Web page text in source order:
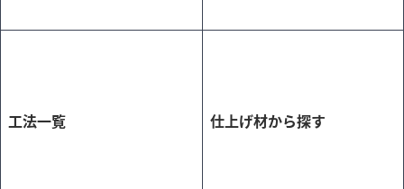
工法一覧 仕上げ材から探す